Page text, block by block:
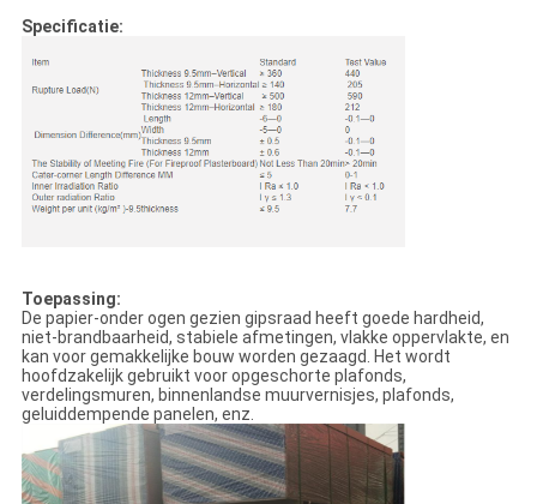
Specificatie:
Toepassing:
De papier-onder ogen gezien gipsraad heeft goede hardheid,
niet-brandbaarheid, stabiele afmetingen, vlakke oppervlakte, en
kan voor gemakkelijke bouw worden gezaagd. Het wordt
hoofdzakelijk gebruikt voor opgeschorte plafonds,
verdelingsmuren, binnenlandse muurvernisjes, plafonds,
geluiddempende panelen, enz.